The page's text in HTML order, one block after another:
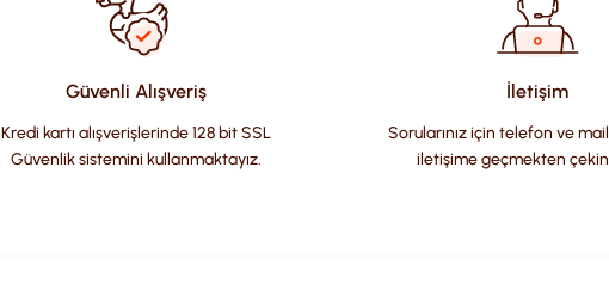
Güvenli Alışveriş
Kredi kartı alışverişlerinde 128 bit SSL
Güvenlik sistemini kullanmaktayız.
İletişim
Sorularınız için telefon ve
iletişime geçmekten